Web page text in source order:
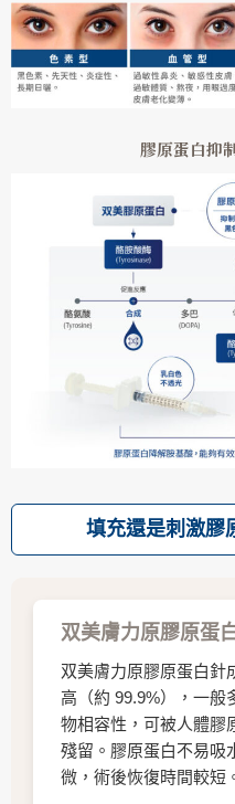
膠原蛋白抑
填充還是刺激膠
双美膚力原膠原蛋
双美膚力原膠原蛋白針
高（約 99.9%），一般
物相容性，可被人體膠
殘留。膠原蛋白不易吸
微，術後恢復時間較短